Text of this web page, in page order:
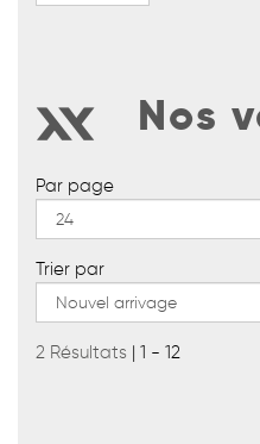
Nos
Par page
Trier par
2 Résultats | 1 - 12